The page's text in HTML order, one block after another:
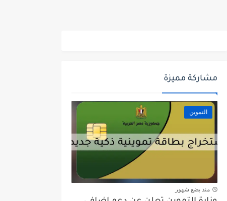
مشاركة مميزة
التموين
منذ بضع شهور